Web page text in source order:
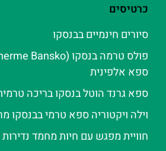
כרטיסים
סיורים חינמיים בבנסקו
ספא אלפינית
ספא גרנד הוטל בנסקו בריכה
וילה ויקטוריה ספא טרמי בבנסקו
חוויית מפגש עם חיות מחמד